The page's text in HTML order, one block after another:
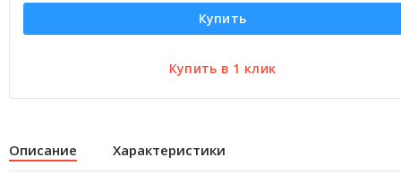
Купить
Описание Характеристики